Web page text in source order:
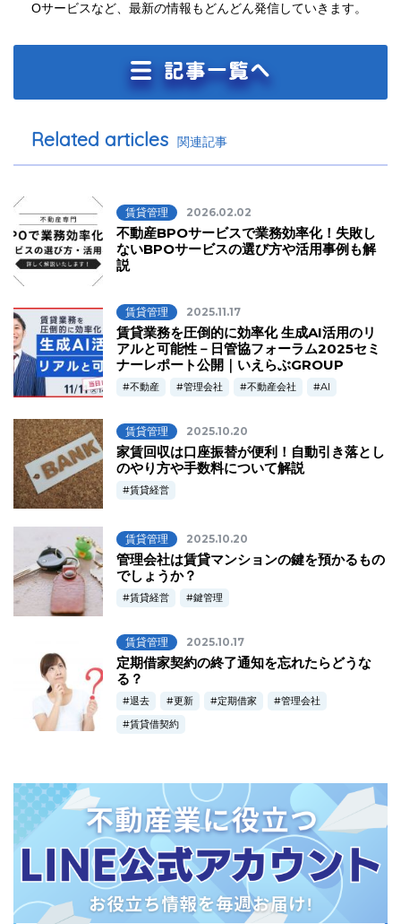
Oサービスなど、最新の情報もどんどん発信していきます。
Related articles 関連記事
賃貸管理 2026.02.02
不動産BPOサービスで業務効率化！失敗し
ないBPOサービスの選び方や活用事例も解
説
賃貸管理 2025.11.17
賃貸業務を圧倒的に効率化 生成AI活用のリ
アルと可能性－日管協フォーラム2025セミ
ナーレポート公開｜いえらぶGROUP
不動産 管理会社 不動産会社 AI
賃貸管理 2025.10.20
家賃回収は口座振替が便利！自動引き落とし
のやり方や手数料について解説
賃貸経営
賃貸管理 2025.10.20
管理会社は賃貸マンションの鍵を預かるもの
でしょうか？
賃貸経営 鍵管理
賃貸管理 2025.10.17
定期借家契約の終了通知を忘れたらどうな
る？
退去 更新 定期借家
管理会社
賃貸借契約